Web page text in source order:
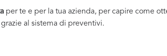
per te e per la tua azienda, per capire come
al sistema di preventivi.